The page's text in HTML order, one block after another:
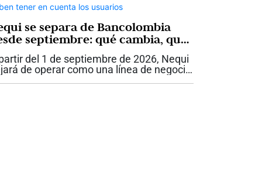
se separa de Bancolombia
septiembre: qué cambia, qué
igual y qué deben tener en
los usuarios
del 1 de septiembre de 2026, Nequi
de operar como una línea de negocio
Bancolombia y se convertirá en Nequi